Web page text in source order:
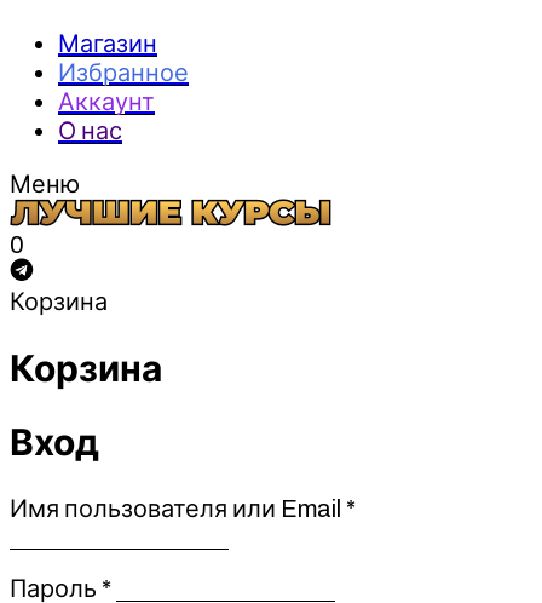
Магазин
Избранное
Аккаунт
О нас
Меню
0
Корзина
Корзина
Вход
Имя пользователя или Email *Обязательно
Пароль *Обязательно